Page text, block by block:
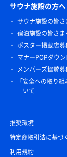
サウナ施設の方へ
サウナ施設の皆さ
宿泊施設の皆さま
ポスター掲載店募
マナーPOPダウ
メンバーズ協賛募
「安全への取り
いて
推奨環境
特定商取引法に基づ
利用規約